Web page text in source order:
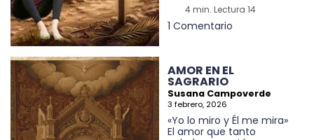
4 min. Lectura 14
1 Comentario
AMOR EN EL
SAGRARIO
Susana Campoverde
3 febrero, 2026
«Yo lo miro y Él me mira»
El amor que tanto